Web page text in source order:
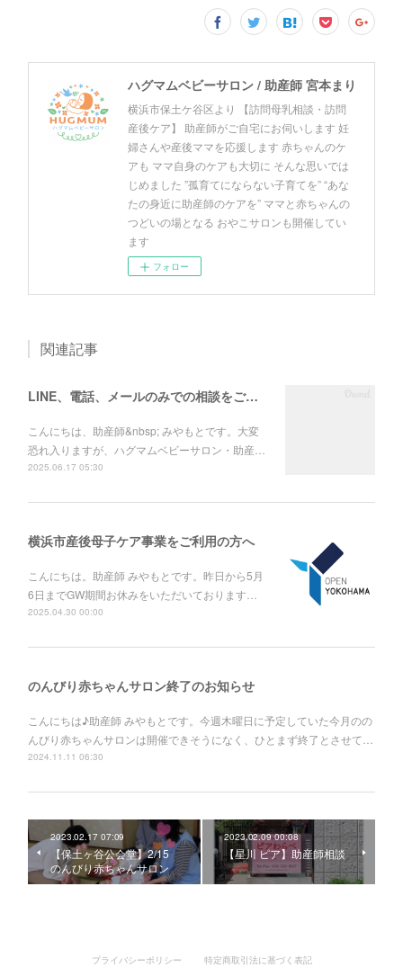
ハグマムベビーサロン / 助産師 宮本まり
横浜市保土ケ谷区より 【訪問母乳相談・訪問
産後ケア】 助産師がご自宅にお伺いします 妊
婦さんや産後ママを応援します 赤ちゃんのケ
アも ママ自身のケアも大切に そんな思いでは
じめました ”孤育てにならない子育てを” “あな
たの身近に助産師のケアを” ママと赤ちゃんの
つどいの場となる おやこサロンも開催してい
ます
フォロー
関連記事
LINE、電話、メールのみでの相談をご希望される方へ
こんにちは、助産師&nbsp; みやもとです。大変
恐れ入りますが、ハグマムベビーサロン・助産…
2025.06.17 05:30
横浜市産後母子ケア事業をご利用の方へ
こんにちは。助産師 みやもとです。昨日から5月
6日までGW期間お休みをいただいております…
2025.04.30 00:00
のんびり赤ちゃんサロン終了のお知らせ
こんにちは♪助産師 みやもとです。今週木曜日に予定していた今月のの
んびり赤ちゃんサロンは開催できそうになく、ひとまず終了とさせて…
2024.11.11 06:30
2023.02.17 07:09
【保土ヶ谷公会堂】2/15
のんびり赤ちゃんサロン
2023.02.09 00:08
【星川 ピア】助産師相談
プライバシーポリシー 特定商取引法に基づく表記